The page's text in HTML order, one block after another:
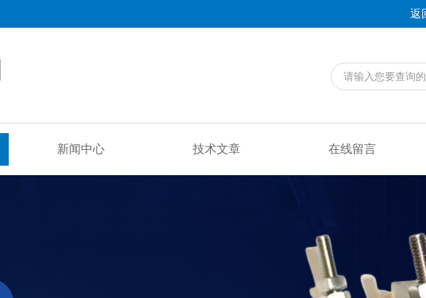
返
新闻中心 技术文章 在线留言